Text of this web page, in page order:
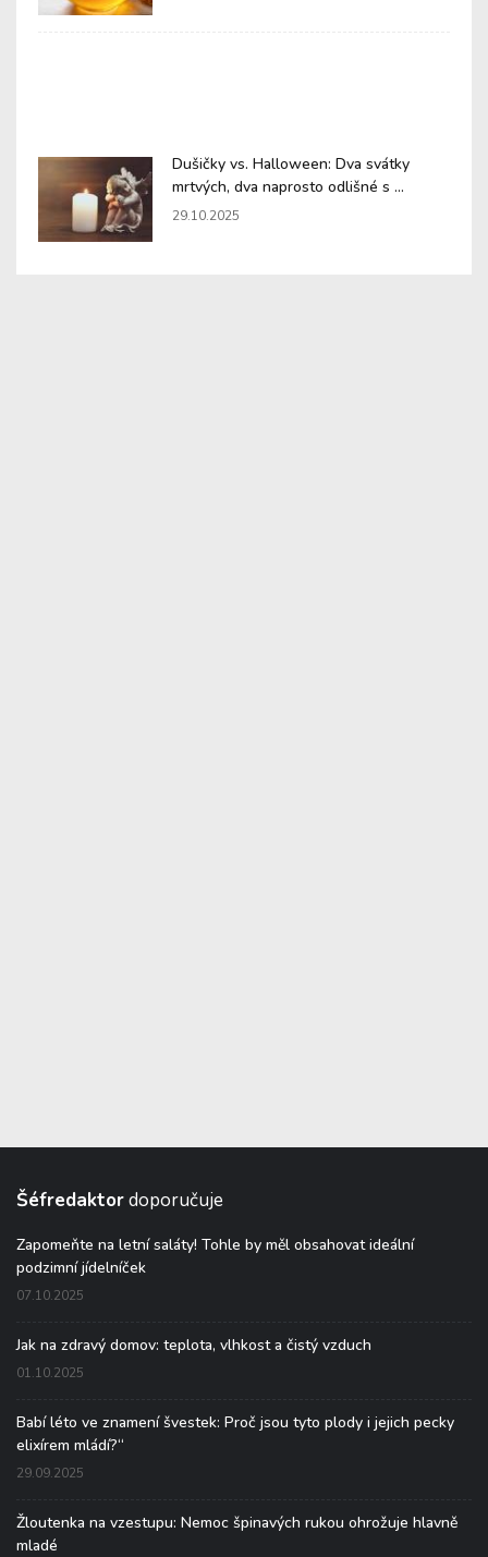
Dušičky vs. Halloween: Dva svátky
mrtvých, dva naprosto odlišné s ...
29.10.2025
Šéfredaktordoporučuje
Zapomeňte na letní saláty! Tohle by měl obsahovat ideální
podzimní jídelníček
07.10.2025
Jak na zdravý domov: teplota, vlhkost a čistý vzduch
01.10.2025
Babí léto ve znamení švestek: Proč jsou tyto plody i jejich pecky
elixírem mládí?“
29.09.2025
Žloutenka na vzestupu: Nemoc špinavých rukou ohrožuje hlavně
mladé